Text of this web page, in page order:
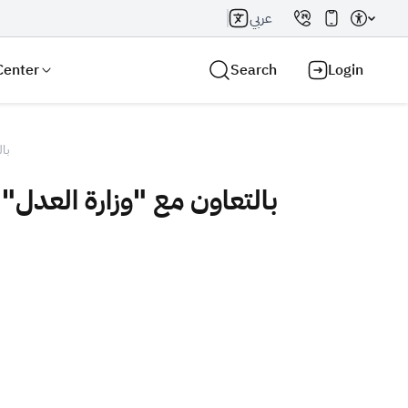
عربي
Search Login
بالتعاون مع "وزارة